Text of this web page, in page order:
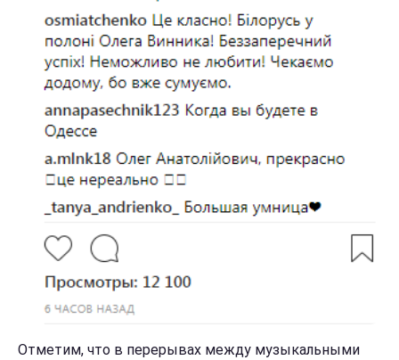
Отметим, что в перерывах между музыкальными